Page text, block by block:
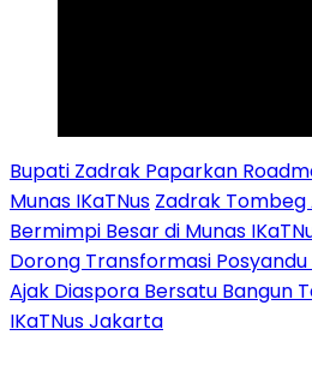
Bupati Zadrak Paparkan
Munas IKaTNus Zadrak Tombeg
Bermimpi Besar di Munas
Dorong Transformasi Posyandu
Ajak Diaspora Bersatu Bangun
IKaTNus Jakarta